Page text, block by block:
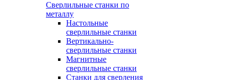
Сверлильные станки по
металлу
Настольные
сверлильные станки
Вертикально-
сверлильные станки
Магнитные
сверлильные станки
Станки для сверления